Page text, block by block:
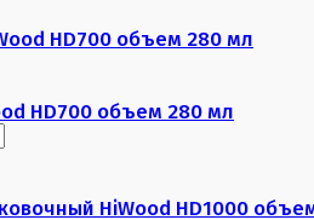
HD700 объем 280 мл